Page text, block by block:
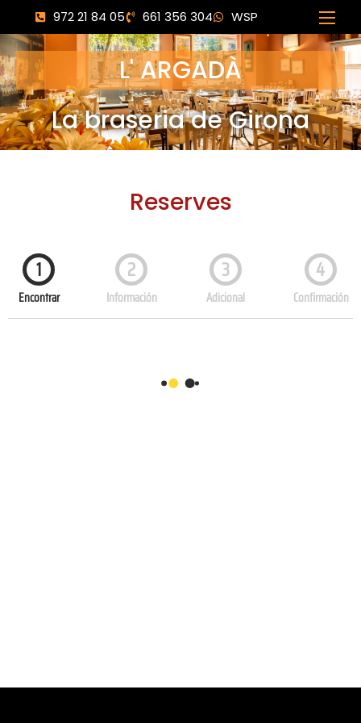
972 21 84 05 661 356 304 WSP
L' ARGADÀ
La braseria de Girona
Reserves